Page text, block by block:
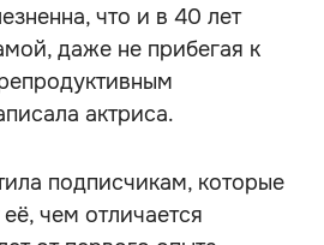
что и в 40 лет
даже не прибегая к
актриса.
подписчикам, которые
чем отличается